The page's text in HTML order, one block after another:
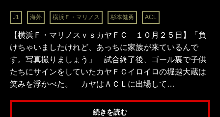
J1 海外 横浜Ｆ・マリノス 杉本健勇 ACL
【横浜Ｆ・マリノスｖｓカヤＦＣ １０月２５日】「負
けちゃいましたけれど、あっちに家族が来ているんで
す。写真撮りましょう」 試合終了後、ゴール裏で子供
たちにサインをしていたカヤＦＣイロイロの堀越大蔵は
笑みを浮かべた。 カヤはＡＣＬに出場して…
続きを読む